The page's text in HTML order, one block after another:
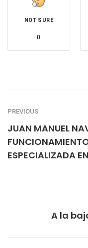
NOT SURE
0
PREVIOUS
JUAN MANUEL
ESPECIALIZADA
A la